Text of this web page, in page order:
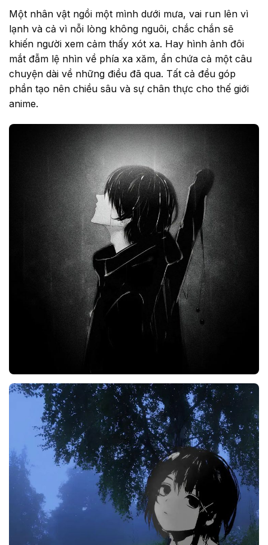
Một nhân vật ngồi một mình dưới mưa, vai run lên vì
lạnh và cả vì nỗi lòng không nguôi, chắc chắn sẽ
khiến người xem cảm thấy xót xa. Hay hình ảnh đôi
mắt đẫm lệ nhìn về phía xa xăm, ẩn chứa cả một câu
chuyện dài về những điều đã qua. Tất cả đều góp
phần tạo nên chiều sâu và sự chân thực cho thế giới
anime.